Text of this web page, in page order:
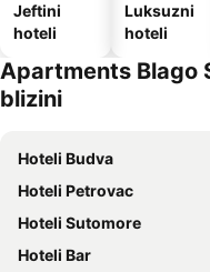
Jeftini
hoteli
Luksuzni
hoteli
Apartments Blago
blizini
Hoteli Budva
Hoteli Petrovac
Hoteli Sutomore
Hoteli Bar